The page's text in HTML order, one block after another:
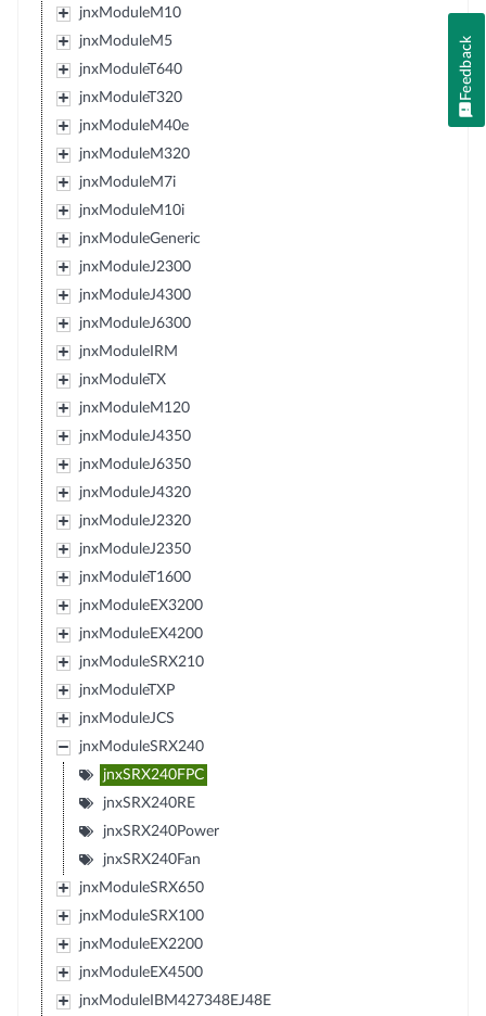
jnxModuleM10
jnxModuleM5
jnxModuleT640
jnxModuleT320
jnxModuleM40e
jnxModuleM320
jnxModuleM7i
jnxModuleM10i
jnxModuleGeneric
jnxModuleJ2300
jnxModuleJ4300
jnxModuleJ6300
jnxModuleIRM
jnxModuleTX
jnxModuleM120
jnxModuleJ4350
jnxModuleJ6350
jnxModuleJ4320
jnxModuleJ2320
jnxModuleJ2350
jnxModuleT1600
jnxModuleEX3200
jnxModuleEX4200
jnxModuleSRX210
jnxModuleTXP
jnxModuleJCS
jnxModuleSRX240
jnxSRX240FPC
jnxSRX240RE
jnxSRX240Power
jnxSRX240Fan
jnxModuleSRX650
jnxModuleSRX100
jnxModuleEX2200
jnxModuleEX4500
jnxModuleIBM427348EJ48E
Feedback